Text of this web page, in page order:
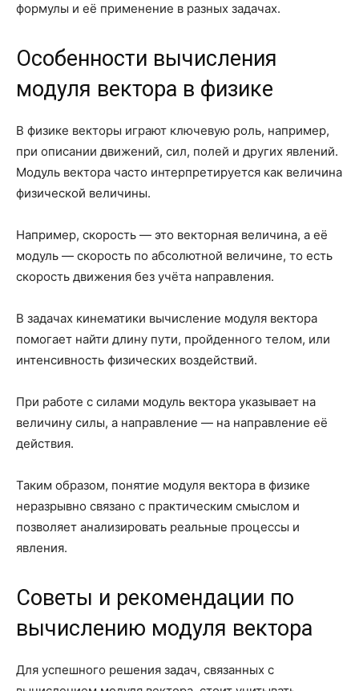
формулы и её применение в разных задачах.
Особенности вычисления
модуля вектора в физике
В физике векторы играют ключевую роль, например,
при описании движений, сил, полей и других явлений.
Модуль вектора часто интерпретируется как величина
физической величины.
Например, скорость — это векторная величина, а её
модуль — скорость по абсолютной величине, то есть
скорость движения без учёта направления.
В задачах кинематики вычисление модуля вектора
помогает найти длину пути, пройденного телом, или
интенсивность физических воздействий.
При работе с силами модуль вектора указывает на
величину силы, а направление — на направление её
действия.
Таким образом, понятие модуля вектора в физике
неразрывно связано с практическим смыслом и
позволяет анализировать реальные процессы и
явления.
Советы и рекомендации по
вычислению модуля вектора
Для успешного решения задач, связанных с